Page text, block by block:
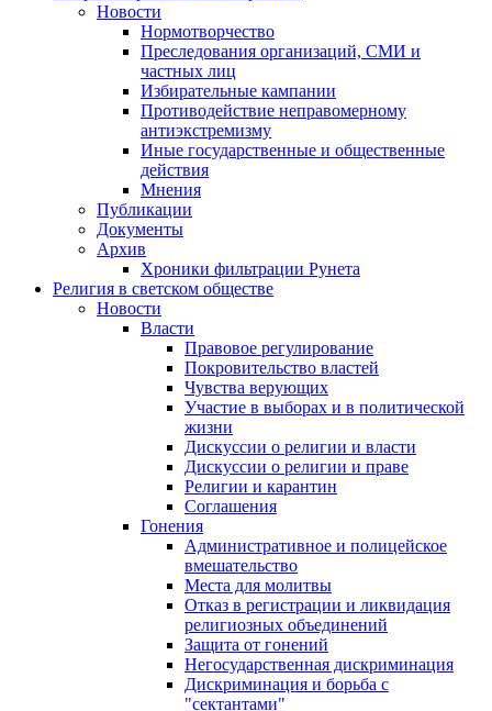
Новости
Нормотворчество
Преследования организаций, СМИ и
частных лиц
Избирательные кампании
Противодействие неправомерному
антиэкстремизму
Иные государственные и общественные
действия
Мнения
Публикации
Документы
Архив
Хроники фильтрации Рунета
Религия в светском обществе
Новости
Власти
Правовое регулирование
Покровительство властей
Чувства верующих
Участие в выборах и в политической
жизни
Дискуссии о религии и власти
Дискуссии о религии и праве
Религии и карантин
Соглашения
Гонения
Административное и полицейское
вмешательство
Места для молитвы
Отказ в регистрации и ликвидация
религиозных объединений
Защита от гонений
Негосударственная дискриминация
Дискриминация и борьба с
"сектантами"